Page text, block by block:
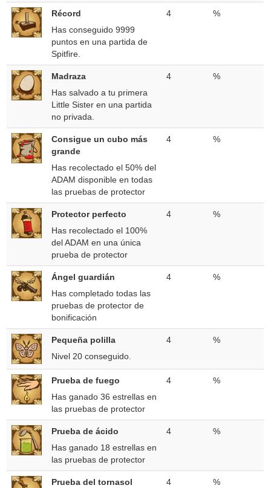
Récord
Has conseguido 9999
puntos en una partida de
Spitfire.
4 %
Madraza
Has salvado a tu primera
Little Sister en una partida
no privada.
4 %
Consigue un cubo más
grande
Has recolectado el 50% del
ADAM disponible en todas
las pruebas de protector
4 %
Protector perfecto
Has recolectado el 100%
del ADAM en una única
prueba de protector
4 %
Ángel guardián
Has completado todas las
pruebas de protector de
bonificación
4 %
Pequeña polilla
Nivel 20 conseguido.
4 %
Prueba de fuego
Has ganado 36 estrellas en
las pruebas de protector
4 %
Prueba de ácido
Has ganado 18 estrellas en
las pruebas de protector
4 %
Prueba del tornasol
4 %